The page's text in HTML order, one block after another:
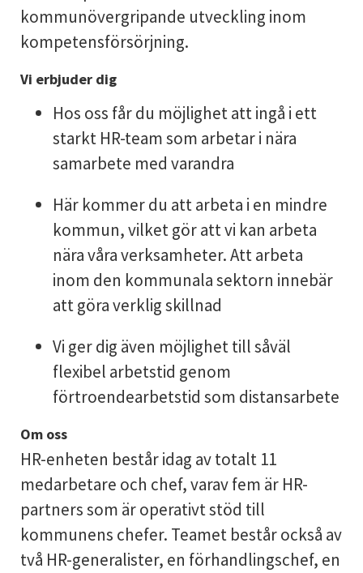
kommunövergripande utveckling inom
kompetensförsörjning.
Vi erbjuder dig
Hos oss får du möjlighet att ingå i ett
starkt HR-team som arbetar i nära
samarbete med varandra
Här kommer du att arbeta i en mindre
kommun, vilket gör att vi kan arbeta
nära våra verksamheter. Att arbeta
inom den kommunala sektorn innebär
att göra verklig skillnad
Vi ger dig även möjlighet till såväl
flexibel arbetstid genom
förtroendearbetstid som distansarbete
Om oss
HR-enheten består idag av totalt 11
medarbetare och chef, varav fem är HR-
partners som är operativt stöd till
kommunens chefer. Teamet består också av
två HR-generalister, en förhandlingschef, en